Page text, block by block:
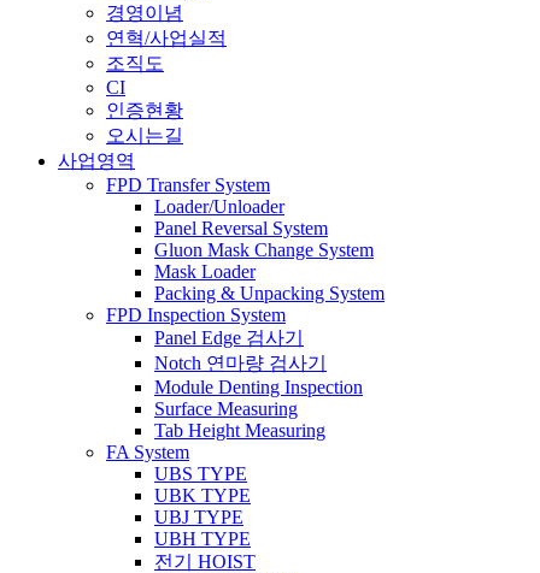
경영이념
연혁/사업실적
조직도
CI
인증현황
오시는길
사업영역
FPD Transfer System
Loader/Unloader
Panel Reversal System
Gluon Mask Change System
Mask Loader
Packing & Unpacking System
FPD Inspection System
Panel Edge 검사기
Notch 연마량 검사기
Module Denting Inspection
Surface Measuring
Tab Height Measuring
FA System
UBS TYPE
UBK TYPE
UBJ TYPE
UBH TYPE
전기 HOIST